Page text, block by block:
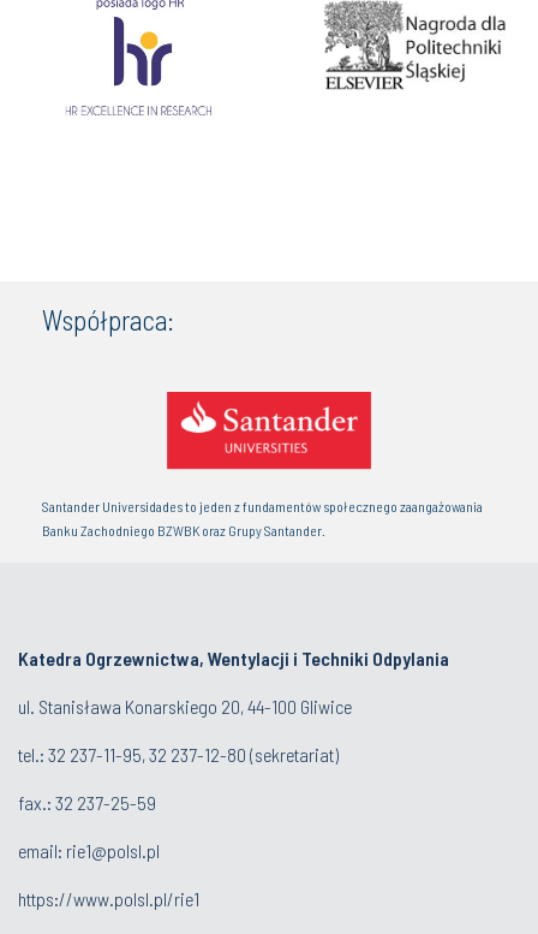
Współpraca:
Santander Universidades to jeden z fundamentów społecznego zaangażowania
Banku Zachodniego BZWBK oraz Grupy Santander.
Katedra Ogrzewnictwa, Wentylacji i Techniki Odpylania
ul. Stanisława Konarskiego 20, 44-100 Gliwice
tel.: 32 237-11-95,32 237-12-80 (sekretariat)
fax.: 32 237-25-59
email: rie1@polsl.pl
https://www.polsl.pl/rie1